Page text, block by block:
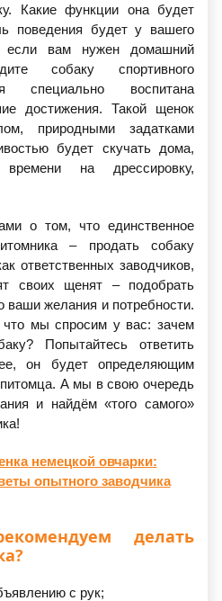
Какие функции она будет
поведения будет у вашего
вам нужен домашний
собаку спортивного
специально воспитана
достижения. Такой щенок
природными задатками
будет скучать дома,
на дрессировку,
о том, что единственное
– продать собаку
ответственных заводчиков,
своих щенят – подобрать
ваши желания и потребности.
мы спросим у вас: зачем
Попытайтесь ответить
он будет определяющим
А мы в свою очередь
и найдём «того самого»
делать
с рук;